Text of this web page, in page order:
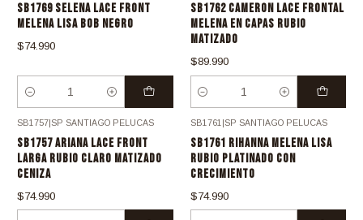
SB1769 SELENA LACE FRONT
MELENA LISA BOB NEGRO
$74.990
Cantidad
SB1762 CAMERON LACE FRONTAL
MELENA EN CAPAS RUBIO
MATIZADO
$89.990
Cantidad
SB1757|SP SANTIAGO PELUCAS
SB1757 ARIANA LACE FRONT
LARGA RUBIO CLARO MATIZADO
CENIZA
$74.990
SB1761 |SP SANTIAGO PELUCAS
SB1761 RIHANNA MELENA LISA
RUBIO PLATINADO CON
CRECIMIENTO
$74.990